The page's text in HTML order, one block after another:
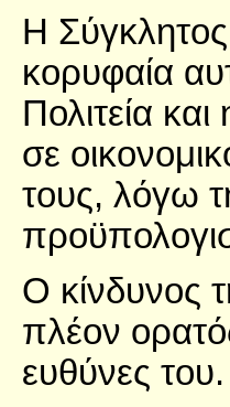
Η
κορυφαία
Πολιτεία
σε
τους, λόγω
Ο κίνδυνος
πλέον
ευθύνες του.